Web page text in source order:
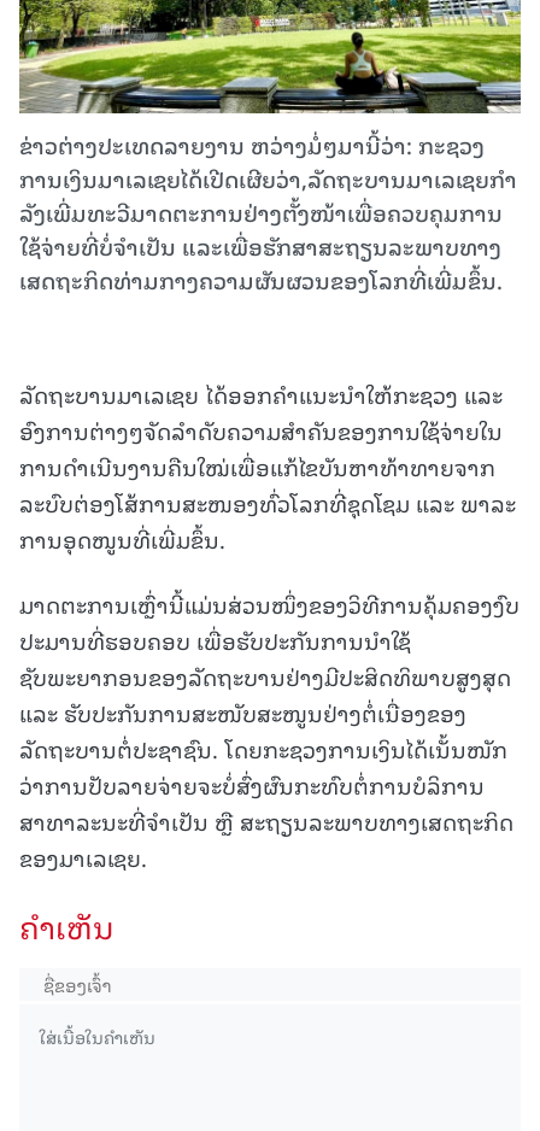
ຂ່າວຕ່າງປະເທດລາຍງານ ຫວ່າງມໍ່ໆມານີ້ວ່າ: ກະຊວງ
ການເງິນມາເລເຊຍໄດ້ເປີດເຜີຍວ່າ,ລັດຖະບານມາເລເຊຍກຳ
ລັງເພີ່ມທະວີມາດຕະການຢ່າງຕັ້ງໜ້າເພື່ອຄວບຄຸມການ
ໃຊ້ຈ່າຍທີ່ບໍ່ຈຳເປັນ ແລະເພື່ອຮັກສາສະຖຽນລະພາບທາງ
ເສດຖະກິດທ່າມກາງຄວາມຜັນຜວນຂອງໂລກທີ່ເພີ່ມຂຶ້ນ.
ລັດຖະບານມາເລເຊຍ ໄດ້ອອກຄຳແນະນຳໃຫ້ກະຊວງ ແລະ
ອົງການຕ່າງໆຈັດລຳດັບຄວາມສຳຄັນຂອງການໃຊ້ຈ່າຍໃນ
ການດຳເນີນງານຄືນໃໝ່ເພື່ອແກ້ໄຂບັນຫາທ້າທາຍຈາກ
ລະບົບຕ່ອງໂສ້ການສະໜອງທົ່ວໂລກທີ່ຊຸດໂຊມ ແລະ ພາລະ
ການອຸດໜູນທີ່ເພີ່ມຂຶ້ນ.
ມາດຕະການເຫຼົ່ານີ້ແມ່ນສ່ວນໜຶ່ງຂອງວິທີການຄຸ້ມຄອງງົບ
ປະມານທີ່ຮອບຄອບ ເພື່ອຮັບປະກັນການນຳໃຊ້
ຊັບພະຍາກອນຂອງລັດຖະບານຢ່າງມີປະສິດທິພາບສູງສຸດ
ແລະ ຮັບປະກັນການສະໜັບສະໜູນຢ່າງຕໍ່ເນື່ອງຂອງ
ລັດຖະບານຕໍ່ປະຊາຊົນ. ໂດຍກະຊວງການເງິນໄດ້ເນັ້ນໜັກ
ວ່າການປັບລາຍຈ່າຍຈະບໍ່ສົ່ງຜົນກະທົບຕໍ່ການບໍລິການ
ສາທາລະນະທີ່ຈຳເປັນ ຫຼື ສະຖຽນລະພາບທາງເສດຖະກິດ
ຂອງມາເລເຊຍ.
ຄໍາເຫັນ